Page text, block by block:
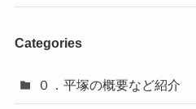
Categories
０．平塚の概要など紹介